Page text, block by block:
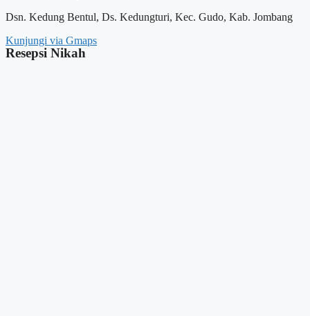
Dsn. Kedung Bentul, Ds. Kedungturi, Kec. Gudo, Kab. Jombang
Kunjungi via Gmaps
Resepsi Nikah